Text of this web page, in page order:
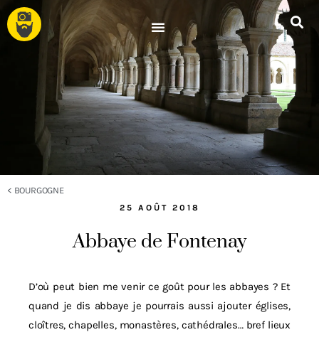
< BOURGOGNE
25 AOÛT 2018
Abbaye de Fontenay
D’où peut bien me venir ce goût pour les abbayes ? Et
quand je dis abbaye je pourrais aussi ajouter églises,
cloîtres, chapelles, monastères, cathédrales… bref lieux